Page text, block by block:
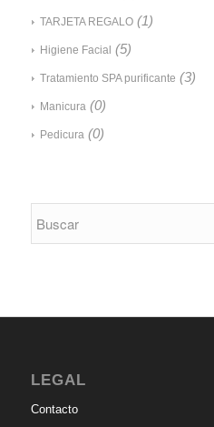
TARJETA REGALO (1)
Higiene Facial (5)
Tratamiento SPA purificante (3)
Manicura (0)
Pedicura (0)
LEGAL
Contacto